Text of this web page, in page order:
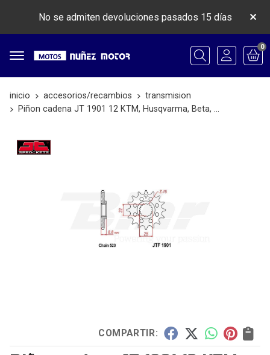
No se admiten devoluciones pasados 15 días
Buscar
0
inicio accesorios/recambios
transmision
Piñon cadena JT 1901 12 KTM, Husqvarma, Beta, ...
COMPARTIR: